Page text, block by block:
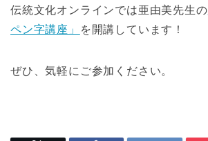
伝統文化オンラインでは亜由美先生の
ペン字講座」
を開講しています！
ぜひ、気軽にご参加ください。